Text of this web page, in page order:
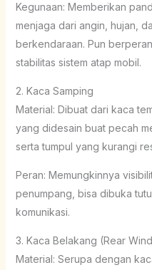
Kegunaan: Memberikan
menjaga dari angin, hujan,
berkendaraan. Pun
stabilitas sistem atap mobil.
2. Kaca Samping
Material: Dibuat dari kaca
yang didesain buat pecah
serta tumpul yang kurangi
Peran: Memungkinnya
penumpang, bisa dibuka
komunikasi.
3. Kaca Belakang (Rear
Material: Serupa dengan